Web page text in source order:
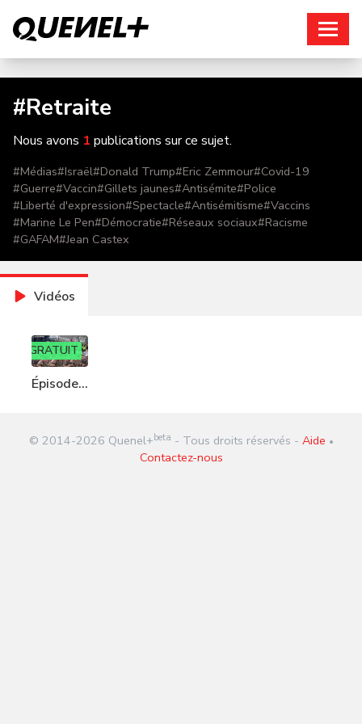
#Retraite
Nous avons 1 publications sur ce sujet.
#Médias#Israël#Donald Trump#Eric Zemmour#Covid-19
#Guerre#Vaccin#Gillets jaunes#Antisémite#Police
#Liberté d'expression#Spectacle#Antisémitisme#Vaccins
#Marine Le Pen#Démocratie#Réseaux sociaux#Racisme
#GAFAM#Jean Castex
Vidéos
GRATUIT
Épisode
et Gilets
© 2014-2026 Quenel+ beta - Tous droits réservés - Aide •
Contactez-nous